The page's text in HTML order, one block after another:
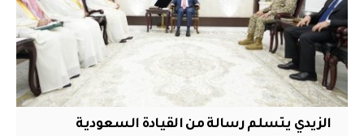
الزيدي يتسلم رسالة من القيادة السعودية